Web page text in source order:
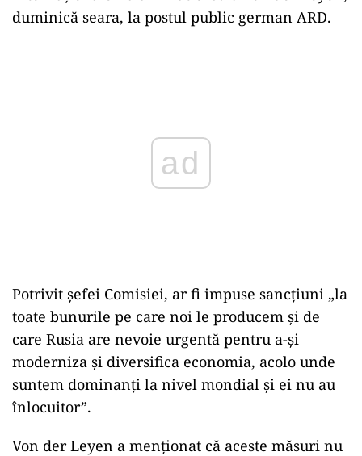
duminică seara, la postul public german ARD.
Potrivit şefei Comisiei, ar fi impuse sancţiuni „la
toate bunurile pe care noi le producem şi de
care Rusia are nevoie urgentă pentru a-şi
moderniza şi diversifica economia, acolo unde
suntem dominanţi la nivel mondial şi ei nu au
înlocuitor”.
Von der Leyen a menţionat că aceste măsuri nu